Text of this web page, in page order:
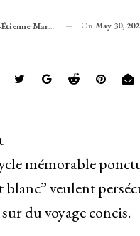
Marechal On May 30,
mémorable
blanc” veulent
du voyage concis.